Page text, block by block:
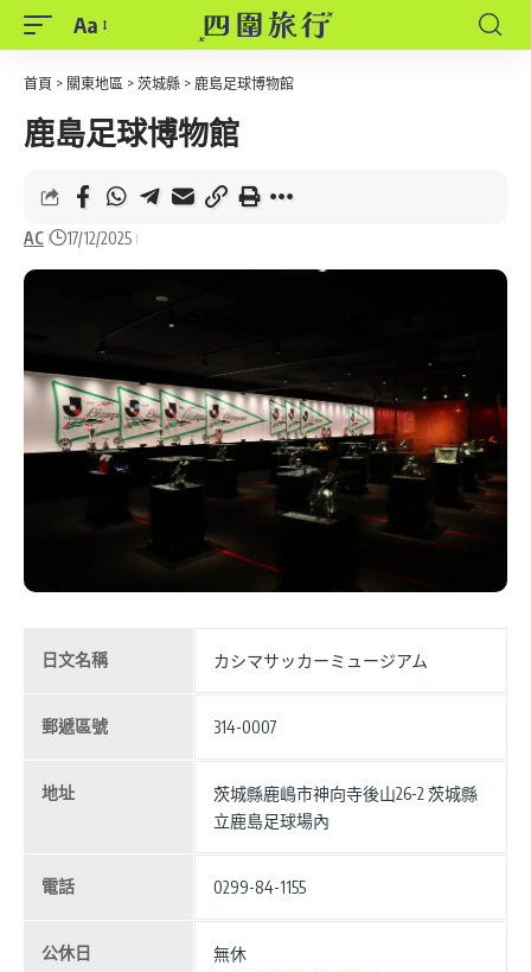
Font
Resizer
Aa
首頁 > 關東地區 > 茨城縣 > 鹿島足球博物館
鹿島足球博物館
AC 17/12/2025
日文名稱 カシマサッカーミュージアム
郵遞區號 314-0007
地址
茨城縣鹿嶋市神向寺後山26-2 茨城縣
立鹿島足球場內
電話 0299-84-1155
公休日
無休